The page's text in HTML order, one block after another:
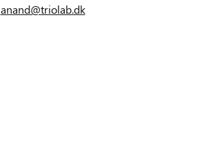
anand@triolab.dk